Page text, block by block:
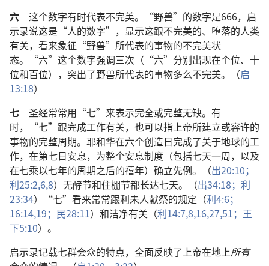
六 这个数字有时代表不完美。“野兽”的数字是666，启
示录说这是“人的数字”，显示这跟不完美的、堕落的人类
有关，看来象征“野兽”所代表的事物的不完美状
态。“六”这个数字强调三次（“六”分别出现在个位、十
位和百位），突出了野兽所代表的事物多么不完美。（启
13:18）
七 圣经常常用“七”来表示完全或完整无缺。有
时，“七”跟完成工作有关，也可以指上帝所建立或容许的
事物的完整周期。耶和华在六个创造日完成了关于地球的工
作，在第七日安息，为整个安息制度（包括七天一周，以及
在七乘以七年的周期之后的禧年）确立先例。（出20:10；
利25:2,6,8）无酵节和住棚节都长达七天。（出34:18； 利
23:34）“七”看来常常跟利未人献祭的规定（利4:6；
16:14,19； 民28:11）和洁净有关（利14:7,8,16,27,51； 王
下5:10）。
启示录记载七群会众的特点，全面反映了上帝在地上所有